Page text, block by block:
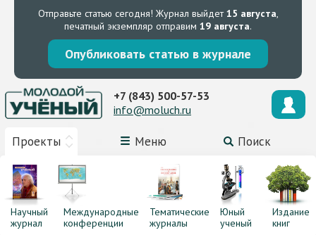
Отправьте статью сегодня! Журнал выйдет15 августа,
печатный экземпляр отправим 19 августа.
Опубликовать статью в журнале
Проекты Меню Поиск
+7 (843) 500-57-53
info@moluch.ru
Научный
журнал
Международные
конференции
Тематические
журналы
Юный
ученый
Издание
книг